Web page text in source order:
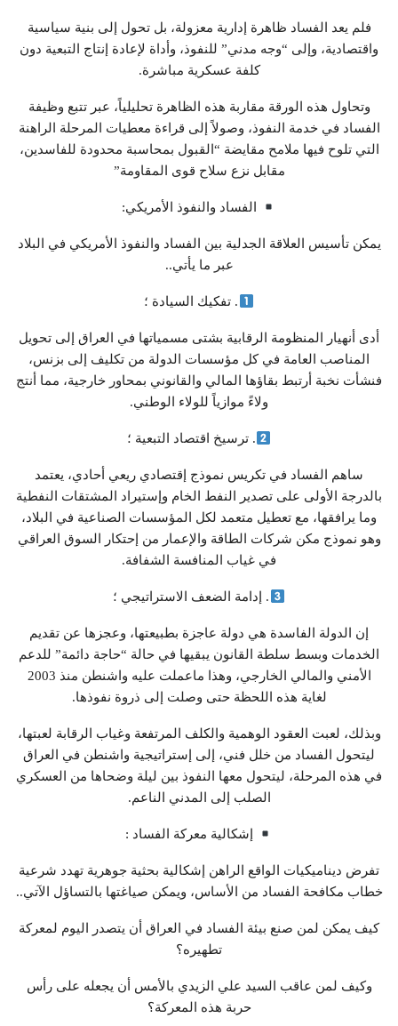
فلم يعد الفساد ظاهرة إدارية معزولة، بل تحول إلى بنية سياسية
واقتصادية، وإلى “وجه مدني” للنفوذ، وأداة لإعادة إنتاج التبعية دون
كلفة عسكرية مباشرة.
وتحاول هذه الورقة مقاربة هذه الظاهرة تحليلياً، عبر تتبع وظيفة
الفساد في خدمة النفوذ، وصولاً إلى قراءة معطيات المرحلة الراهنة
التي تلوح فيها ملامح مقايضة “القبول بمحاسبة محدودة للفاسدين،
مقابل نزع سلاح قوى المقاومة”
الفساد والنفوذ الأمريكي:
يمكن تأسيس العلاقة الجدلية بين الفساد والنفوذ الأمريكي في البلاد
عبر ما يأتي..
. تفكيك السيادة ؛
أدى أنهيار المنظومة الرقابية بشتى مسمياتها في العراق إلى تحويل
المناصب العامة في كل مؤسسات الدولة من تكليف إلى بزنس،
فنشأت نخبة أرتبط بقاؤها المالي والقانوني بمحاور خارجية، مما أنتج
ولاءً موازياً للولاء الوطني.
. ترسيخ اقتصاد التبعية ؛
ساهم الفساد في تكريس نموذج إقتصادي ريعي أحادي، يعتمد
بالدرجة الأولى على تصدير النفط الخام وإستيراد المشتقات النفطية
وما يرافقها، مع تعطيل متعمد لكل المؤسسات الصناعية في البلاد،
وهو نموذج مكن شركات الطاقة والإعمار من إحتكار السوق العراقي
في غياب المنافسة الشفافة.
. إدامة الضعف الاستراتيجي ؛
إن الدولة الفاسدة هي دولة عاجزة بطبيعتها، وعجزها عن تقديم
الخدمات وبسط سلطة القانون يبقيها في حالة “حاجة دائمة” للدعم
الأمني والمالي الخارجي، وهذا ماعملت عليه واشنطن منذ 2003
لغاية هذه اللحظة حتى وصلت إلى ذروة نفوذها.
وبذلك، لعبت العقود الوهمية والكلف المرتفعة وغياب الرقابة لعبتها،
ليتحول الفساد من خلل فني، إلى إستراتيجية واشنطن في العراق
في هذه المرحلة، ليتحول معها النفوذ بين ليلة وضحاها من العسكري
الصلب إلى المدني الناعم.
إشكالية معركة الفساد :
تفرض ديناميكيات الواقع الراهن إشكالية بحثية جوهرية تهدد شرعية
خطاب مكافحة الفساد من الأساس، ويمكن صياغتها بالتساؤل الآتي..
كيف يمكن لمن صنع بيئة الفساد في العراق أن يتصدر اليوم لمعركة
تطهيره؟
وكيف لمن عاقب السيد علي الزيدي بالأمس أن يجعله على رأس
حربة هذه المعركة؟